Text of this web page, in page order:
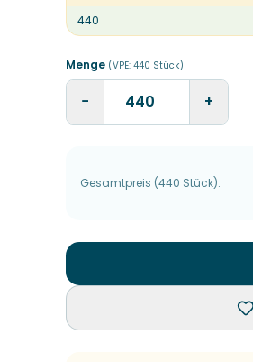
440
Menge (VPE: 440 Stück)
− +
Gesamtpreis (440 Stück):